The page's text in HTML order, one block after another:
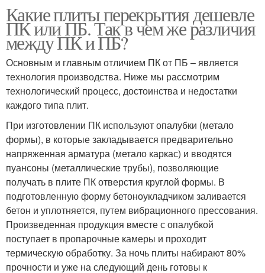
Какие плиты перекрытия дешевле
ПК или ПБ. Так в чем же различия
между ПК и ПБ?
Основным и главным отличием ПК от ПБ – является
технология производства. Ниже мы рассмотрим
технологический процесс, достоинства и недостатки
каждого типа плит.
При изготовлении ПК используют опалубки (метало
формы), в которые закладывается предварительно
напряженная арматура (метало каркас) и вводятся
пуансоны (металлические трубы), позволяющие
получать в плите ПК отверстия круглой формы. В
подготовленную форму бетоноукладчиком заливается
бетон и уплотняется, путем вибрационного прессования.
Произведенная продукция вместе с опалубкой
поступает в пропарочные камеры и проходит
термическую обработку. За ночь плиты набирают 80%
прочности и уже на следующий день готовы к